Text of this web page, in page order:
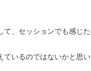
て、セッションでも感じ
ているのではないかと思い